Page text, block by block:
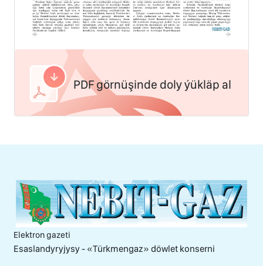
PDF görnüşinde doly ýükläp al
Elektron gazeti
Esaslandyryjysy - «Тürkmengaz» döwlet konserni